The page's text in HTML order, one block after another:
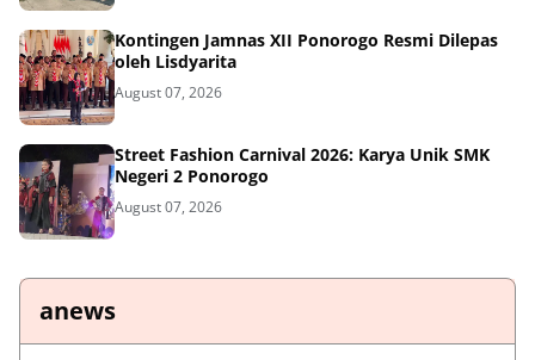
Kontingen Jamnas XII Ponorogo Resmi Dilepas
oleh Lisdyarita
August 07, 2026
Street Fashion Carnival 2026: Karya Unik SMK
Negeri 2 Ponorogo
August 07, 2026
anews